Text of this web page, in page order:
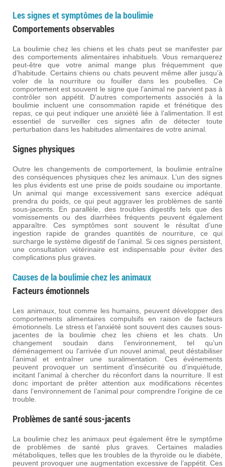
Les signes et symptômes de la boulimie
Comportements observables
La boulimie chez les chiens et les chats peut se manifester par
des comportements alimentaires inhabituels. Vous remarquerez
peut-être que votre animal mange plus fréquemment que
d’habitude. Certains chiens ou chats peuvent même aller jusqu’à
voler de la nourriture ou fouiller dans les poubelles. Ce
comportement est souvent le signe que l’animal ne parvient pas à
contrôler son appétit. D’autres comportements associés à la
boulimie incluent une consommation rapide et frénétique des
repas, ce qui peut indiquer une anxiété liée à l’alimentation. Il est
essentiel de surveiller ces signes afin de détecter toute
perturbation dans les habitudes alimentaires de votre animal.
Signes physiques
Outre les changements de comportement, la boulimie entraîne
des conséquences physiques chez les animaux. L’un des signes
les plus évidents est une prise de poids soudaine ou importante.
Un animal qui mange excessivement sans exercice adéquat
prendra du poids, ce qui peut aggraver les problèmes de santé
sous-jacents. En parallèle, des troubles digestifs tels que des
vomissements ou des diarrhées fréquents peuvent également
apparaître. Ces symptômes sont souvent le résultat d’une
ingestion rapide de grandes quantités de nourriture, ce qui
surcharge le système digestif de l’animal. Si ces signes persistent,
une consultation vétérinaire est indispensable pour éviter des
complications plus graves.
Causes de la boulimie chez les animaux
Facteurs émotionnels
Les animaux, tout comme les humains, peuvent développer des
comportements alimentaires compulsifs en raison de facteurs
émotionnels. Le stress et l’anxiété sont souvent des causes sous-
jacentes de la boulimie chez les chiens et les chats. Un
changement soudain dans l’environnement, tel qu’un
déménagement ou l’arrivée d’un nouvel animal, peut déstabiliser
l’animal et entraîner une suralimentation. Ces événements
peuvent provoquer un sentiment d’insécurité ou d’inquiétude,
incitant l’animal à chercher du réconfort dans la nourriture. Il est
donc important de prêter attention aux modifications récentes
dans l’environnement de l’animal pour comprendre l’origine de ce
trouble.
Problèmes de santé sous-jacents
La boulimie chez les animaux peut également être le symptôme
de problèmes de santé plus graves. Certaines maladies
métaboliques, telles que les troubles de la thyroïde ou le diabète,
peuvent provoquer une augmentation excessive de l’appétit. Ces